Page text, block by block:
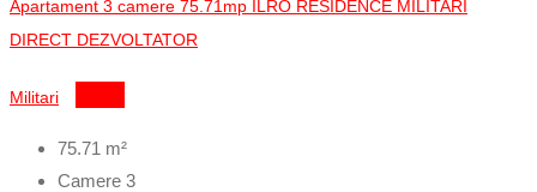
Apartament 3 camere 75.71mp ILRO RESIDENCE MILITARI
DIRECT DEZVOLTATOR
Militari
75.71 m²
Camere 3